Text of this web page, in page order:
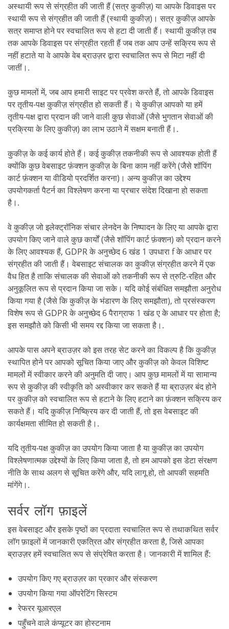
अस्थायी रूप से संग्रहीत की जाती हैं (सत्र कुकीज़) या आपके डिवाइस पर
स्थायी रूप से संग्रहीत की जाती हैं (स्थायी कुकीज़)। सत्र कुकीज़ आपके
सत्र समाप्त होने पर स्वचालित रूप से हटा दी जाती हैं। स्थायी कुकीज़ तब
तक आपके डिवाइस पर संग्रहीत रहती हैं जब तक आप उन्हें सक्रिय रूप से
नहीं हटाते या वे आपके वेब ब्राउज़र द्वारा स्वचालित रूप से मिटा नहीं दी
जातीं।.
कुछ मामलों में, जब आप हमारी साइट पर प्रवेश करते हैं, तो आपके डिवाइस
पर तृतीय-पक्ष कुकीज़ संग्रहीत हो सकती हैं। ये कुकीज़ आपको या हमें
तृतीय-पक्ष द्वारा प्रदान की जाने वाली कुछ सेवाओं (जैसे भुगतान सेवाओं की
प्रक्रिया के लिए कुकीज़) का लाभ उठाने में सक्षम बनाती हैं।.
कुकीज़ के कई कार्य होते हैं। कई कुकीज़ तकनीकी रूप से आवश्यक होती हैं
क्योंकि कुछ वेबसाइट फ़ंक्शन कुकीज़ के बिना काम नहीं करेंगे (जैसे शॉपिंग
कार्ट फ़ंक्शन या वीडियो प्रदर्शित करना)। अन्य कुकीज़ का उद्देश्य
उपयोगकर्ता पैटर्न का विश्लेषण करना या प्रचार संदेश दिखाना हो सकता
है।.
वे कुकीज़ जो इलेक्ट्रॉनिक संचार लेनदेन के निष्पादन के लिए या आपके द्वारा
उपयोग किए जाने वाले कुछ कार्यों (जैसे शॉपिंग कार्ट फ़ंक्शन) को प्रदान करने
के लिए आवश्यक हैं, GDPR के अनुच्छेद 6 खंड 1 उपधारा f के आधार पर
संग्रहीत की जाती हैं। वेबसाइट संचालक का कुकीज़ संग्रहीत करने में एक
वैध हित है ताकि संचालक की सेवाओं को तकनीकी रूप से त्रुटि-रहित और
अनुकूलित रूप से प्रदान किया जा सके। यदि कोई संबंधित समझौता अनुरोध
किया गया है (जैसे कि कुकीज़ के भंडारण के लिए समझौता), तो प्रसंस्करण
विशेष रूप से GDPR के अनुच्छेद 6 पैराग्राफ 1 खंड ए के आधार पर होता है;
इस समझौते को किसी भी समय रद्द किया जा सकता है।.
आपके पास अपने ब्राउज़र को इस तरह सेट करने का विकल्प है कि कुकीज़
स्थापित होने पर आपको सूचित किया जाए और कुकीज़ को केवल विशिष्ट
मामलों में स्वीकार करने की अनुमति दी जाए। आप कुछ मामलों में या सामान्य
रूप से कुकीज़ की स्वीकृति को अस्वीकार कर सकते हैं या ब्राउज़र बंद होने
पर कुकीज़ को स्वचालित रूप से हटाने के लिए हटाने का फ़ंक्शन सक्रिय कर
सकते हैं। यदि कुकीज़ निष्क्रिय कर दी जाती हैं, तो इस वेबसाइट की
कार्यक्षमता सीमित हो सकती है।.
यदि तृतीय-पक्ष कुकीज़ का उपयोग किया जाता है या कुकीज़ का उपयोग
विश्लेषणात्मक उद्देश्यों के लिए किया जाता है, तो हम आपको इस डेटा संरक्षण
नीति के साथ अलग से सूचित करेंगे और, यदि लागू हो, तो आपकी सहमति
मांगेंगे।.
सर्वर लॉग फ़ाइलें
इस वेबसाइट और इसके पृष्ठों का प्रदाता स्वचालित रूप से तथाकथित सर्वर
लॉग फ़ाइलों में जानकारी एकत्रित और संग्रहीत करता है, जिसे आपका
ब्राउज़र हमें स्वचालित रूप से संप्रेषित करता है। जानकारी में शामिल हैं:
उपयोग किए गए ब्राउज़र का प्रकार और संस्करण
उपयोग किया गया ऑपरेटिंग सिस्टम
रेफरर यूआरएल
पहुँचने वाले कंप्यूटर का होस्टनाम